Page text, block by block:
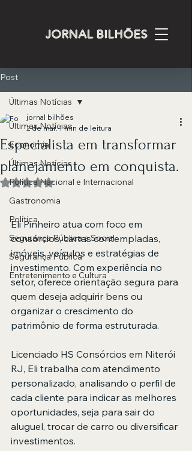
JORNAL BILHÕES
Post
Últimas Notícias
Economia
Últimas Notícias
Política Nacional e Internacional
Gastronomia
Política
Segurança Pública e Social
Segurança Pública
Entretenimento e Cultura
Últimas Notícias
Especialista em transformar
planejamento em conquista.
jornal bilhões
2 de mar.1 min de leitura
Avaliado com NaN de 5 estrelas.
Eli Pinheiro atua com foco em
consórcios, cartas contempladas,
imóveis, veículos e estratégias de
investimento. Com experiência no
setor, oferece orientação segura para
quem deseja adquirir bens ou
organizar o crescimento do
patrimônio de forma estruturada.
Licenciado HS Consórcios em Niterói
RJ, Eli trabalha com atendimento
personalizado, analisando o perfil de
cada cliente para indicar as melhores
oportunidades, seja para sair do
aluguel, trocar de carro ou diversificar
investimentos.